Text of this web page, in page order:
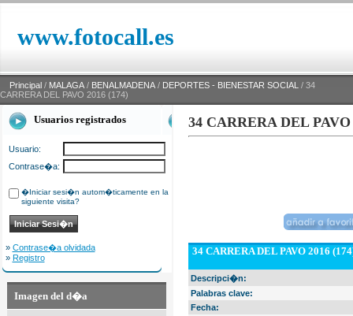
www.fotocall.es
Principal / MALAGA / BENALMADENA / DEPORTES - BIENESTAR SOCIAL / 34
CARRERA DEL PAVO 2016 (174)
Usuarios registrados
Usuario:
Contrase�a:
�Iniciar sesi�n autom�ticamente en la
siguiente visita?
» Contrase�a olvidada
» Registro
Imagen del d�a
34 CARRERA DEL PAVO
34 CARRERA DEL PAVO 2016
Descripci�n:
Palabras clave:
Fecha: